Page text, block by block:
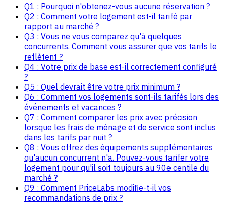
Q1 : Pourquoi n'obtenez-vous aucune réservation ?
Q2 : Comment votre logement est-il tarifé par
rapport au marché ?
Q3 : Vous ne vous comparez qu'à quelques
concurrents. Comment vous assurer que vos tarifs le
reflètent ?
Q4 : Votre prix de base est-il correctement configuré
?
Q5 : Quel devrait être votre prix minimum ?
Q6 : Comment vos logements sont-ils tarifés lors des
événements et vacances ?
Q7 : Comment comparer les prix avec précision
lorsque les frais de ménage et de service sont inclus
dans les tarifs par nuit ?
Q8 : Vous offrez des équipements supplémentaires
qu'aucun concurrent n'a. Pouvez-vous tarifer votre
logement pour qu'il soit toujours au 90e centile du
marché ?
Q9 : Comment PriceLabs modifie-t-il vos
recommandations de prix ?